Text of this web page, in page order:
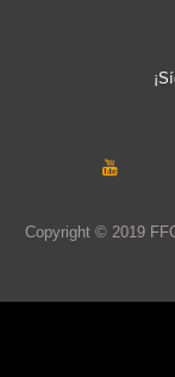
Copyright © 2019